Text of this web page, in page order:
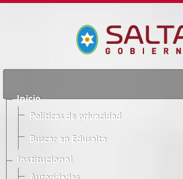
Inicio
Políticas de privacidad
Buscar en Edusalta
Institucional